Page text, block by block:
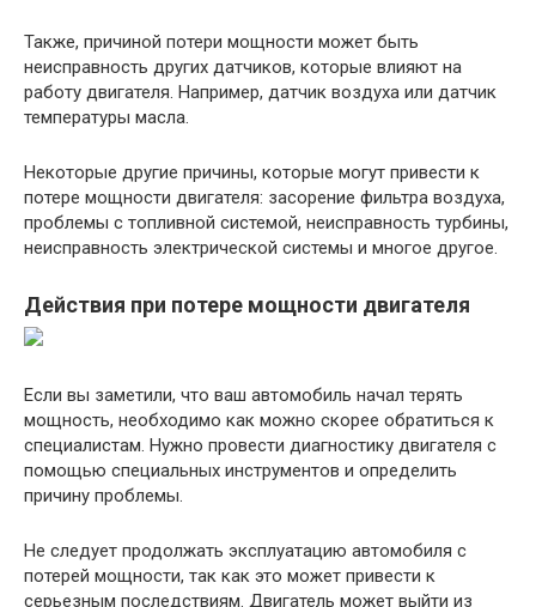
Также, причиной потери мощности может быть
неисправность других датчиков, которые влияют на
работу двигателя. Например, датчик воздуха или датчик
температуры масла.
Некоторые другие причины, которые могут привести к
потере мощности двигателя: засорение фильтра воздуха,
проблемы с топливной системой, неисправность турбины,
неисправность электрической системы и многое другое.
Действия при потере мощности двигателя
Если вы заметили, что ваш автомобиль начал терять
мощность, необходимо как можно скорее обратиться к
специалистам. Нужно провести диагностику двигателя с
помощью специальных инструментов и определить
причину проблемы.
Не следует продолжать эксплуатацию автомобиля с
потерей мощности, так как это может привести к
серьезным последствиям. Двигатель может выйти из